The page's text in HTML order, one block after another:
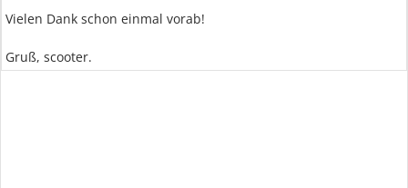
Vielen Dank schon einmal vorab!
Gruß, scooter.